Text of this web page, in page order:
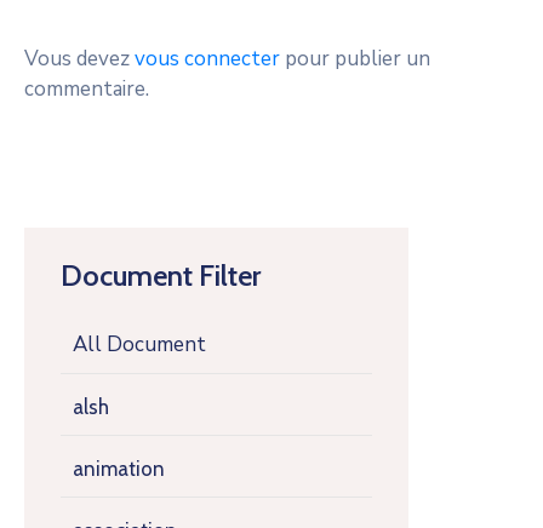
Document Filter
All Document
alsh
animation
Vous devezvous connecter pour publier un
commentaire.